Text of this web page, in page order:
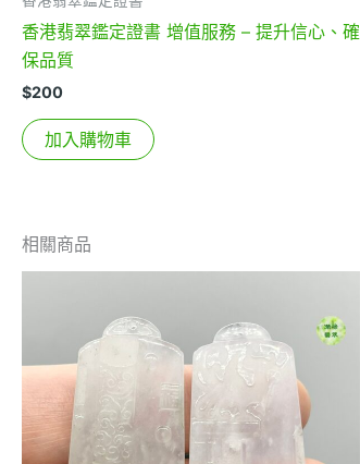
香港翡翠鑑定證書 增值服務 – 提升信心、確
保品質
$200
加入購物車
相關商品